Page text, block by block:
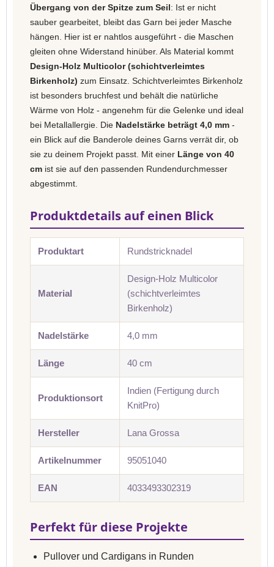
Übergang von der Spitze zum Seil: Ist er nicht
sauber gearbeitet, bleibt das Garn bei jeder Masche
hängen. Hier ist er nahtlos ausgeführt - die Maschen
gleiten ohne Widerstand hinüber. Als Material kommt
Design-Holz Multicolor (schichtverleimtes
Birkenholz) zum Einsatz. Schichtverleimtes Birkenholz
ist besonders bruchfest und behält die natürliche
Wärme von Holz - angenehm für die Gelenke und ideal
bei Metallallergie. Die Nadelstärke beträgt 4,0 mm -
ein Blick auf die Banderole deines Garns verrät dir, ob
sie zu deinem Projekt passt. Mit einer Länge von 40
cm ist sie auf den passenden Rundendurchmesser
abgestimmt.
Produktdetails auf einen Blick
Produktart Rundstricknadel
Material
Design-Holz Multicolor
(schichtverleimtes
Birkenholz)
Nadelstärke 4,0 mm
Länge 40 cm
Produktionsort
Indien (Fertigung durch
KnitPro)
Hersteller Lana Grossa
Artikelnummer 95051040
EAN 4033493302319
Perfekt für diese Projekte
Pullover und Cardigans in Runden